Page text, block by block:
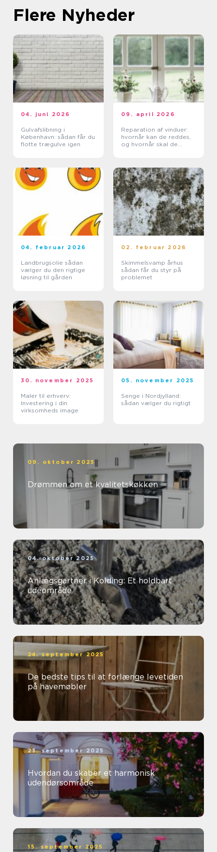
Flere Nyheder
04. juni 2026
Gulvafslibning i
København: sådan får du
flotte trægulve igen
09. april 2026
Reparation af vinduer:
hvornår kan de reddes,
og hvornår skal de
04. februar 2026
Landbrugsolie sådan
vælger du den rigtige
løsning til gården
02. februar 2026
Skimmelsvamp århus
sådan får du styr på
problemet
30. november 2025
Maler til erhverv:
Investering i din
virksomheds image
05. november 2025
Senge i Nordjylland:
sådan vælger du rigtigt
09. oktober 2025
Drømmen om et kvalitetskøkken
04. oktober 2025
Anlægsgartner i Kolding: Et holdbart
udeområde
24. september 2025
De bedste tips til at forlænge levetiden
på havemøbler
23. september 2025
Hvordan du skaber et harmonisk
udendørsområde
15. september 2025